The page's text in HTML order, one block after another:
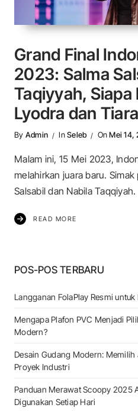
Grand Final
2023: Salma
Taqiyyah, Siapa
Lyodra dan
By Admin InSeleb OnMei 14,
Malam ini, 15 Mei 2023,
melahirkan juara baru.
Salsabil dan Nabila Taqqiyah.
READ MORE
POS-POS TERBARU
Langganan FolaPlay Resmi
Mengapa Plafon PVC Menjadi
Modern?
Desain Gudang Modern:
Proyek Industri
Panduan Merawat Scoopy 2025
Digunakan Setiap Hari